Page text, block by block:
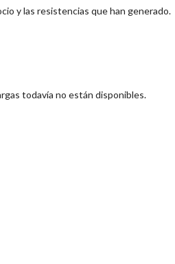
y las resistencias que han generado.
todavía no están disponibles.